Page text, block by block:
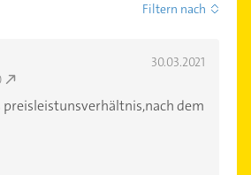
Filtern nach
30.03.2021
preisleistunsverhältnis,nach dem